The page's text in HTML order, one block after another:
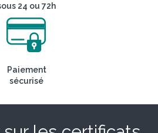
24 ou 72h
Paiement
sécurisé